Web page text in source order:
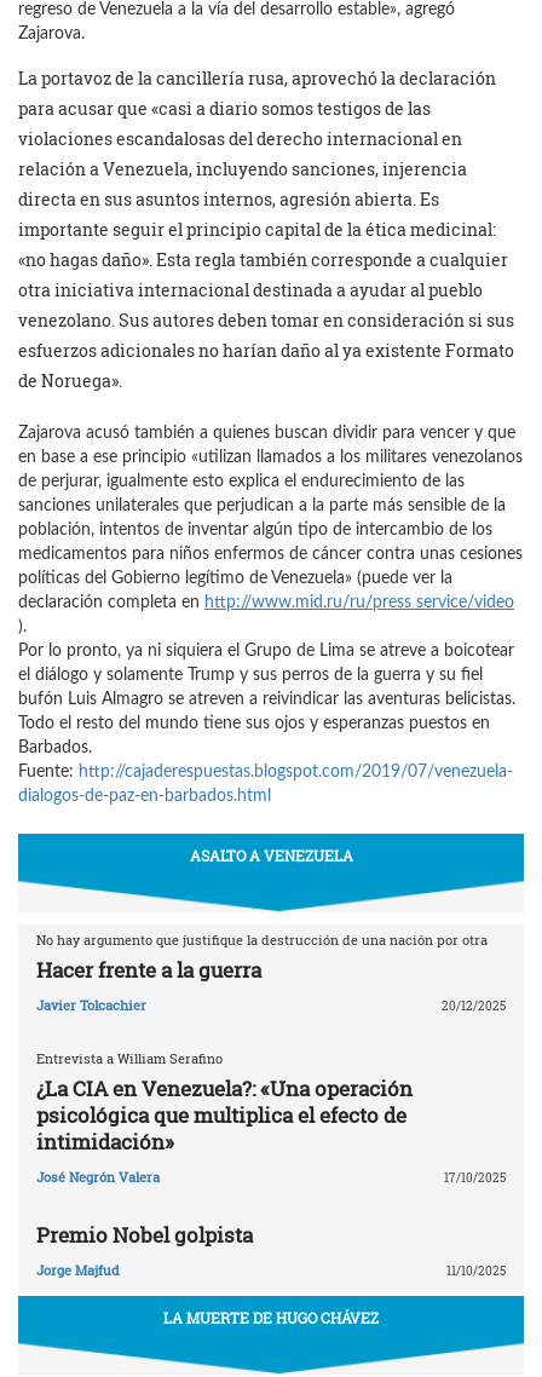
regreso de Venezuela a la vía del desarrollo estable», agregó
Zajarova.
La portavoz de la cancillería rusa, aprovechó la declaración
para acusar que «casi a diario somos testigos de las
violaciones escandalosas del derecho internacional en
relación a Venezuela, incluyendo sanciones, injerencia
directa en sus asuntos internos, agresión abierta. Es
importante seguir el principio capital de la ética medicinal:
«no hagas daño». Esta regla también corresponde a cualquier
otra iniciativa internacional destinada a ayudar al pueblo
venezolano. Sus autores deben tomar en consideración si sus
esfuerzos adicionales no harían daño al ya existente Formato
de Noruega».
Zajarova acusó también a quienes buscan dividir para vencer y que
en base a ese principio «utilizan llamados a los militares venezolanos
de perjurar, igualmente esto explica el endurecimiento de las
sanciones unilaterales que perjudican a la parte más sensible de la
población, intentos de inventar algún tipo de intercambio de los
medicamentos para niños enfermos de cáncer contra unas cesiones
políticas del Gobierno legítimo de Venezuela» (puede ver la
declaración completa en http://www.mid.ru/ru/press service/video
).
Por lo pronto, ya ni siquiera el Grupo de Lima se atreve a boicotear
el diálogo y solamente Trump y sus perros de la guerra y su fiel
bufón Luis Almagro se atreven a reivindicar las aventuras belicistas.
Todo el resto del mundo tiene sus ojos y esperanzas puestos en
Barbados.
Fuente: http://cajaderespuestas.blogspot.com/2019/07/venezuela-
dialogos-de-paz-en-barbados.html
ASALTO A VENEZUELA
No hay argumento que justifique la destrucción de una nación por otra
Hacer frente a la guerra
Javier Tolcachier 20/12/2025
Entrevista a William Serafino
¿La CIA en Venezuela?: «Una operación
psicológica que multiplica el efecto de
intimidación»
José Negrón Valera 17/10/2025
Premio Nobel golpista
Jorge Majfud 11/10/2025
LA MUERTE DE HUGO CHÁVEZ